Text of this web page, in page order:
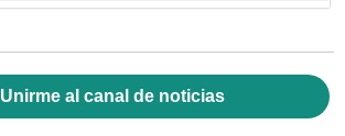
Unirme al canal de noticias